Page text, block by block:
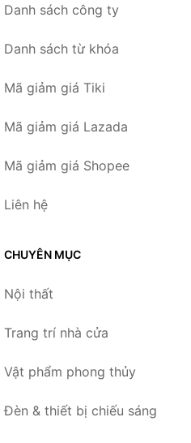
Danh sách công ty
Danh sách từ khóa
Mã giảm giá Tiki
Mã giảm giá Lazada
Mã giảm giá Shopee
Liên hệ
CHUYÊN MỤC
Nội thất
Trang trí nhà cửa
Vật phẩm phong thủy
Đèn & thiết bị chiếu sáng